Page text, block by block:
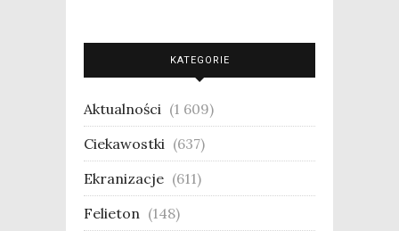
KATEGORIE
Aktualności (1 609)
Ciekawostki (637)
Ekranizacje (611)
Felieton (148)